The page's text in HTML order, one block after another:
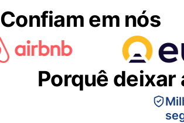
Confiam em nós
Porquê deixar